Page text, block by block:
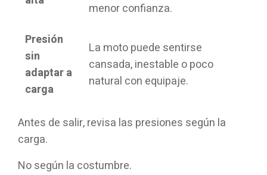
menor confianza.
Presión
sin
adaptar a
carga
La moto puede sentirse
cansada, inestable o poco
natural con equipaje.
Antes de salir, revisa las presiones según la
carga.
No según la costumbre.